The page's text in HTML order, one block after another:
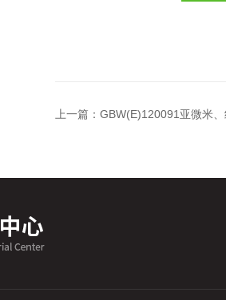
上一篇： GBW(E)120091亚微米